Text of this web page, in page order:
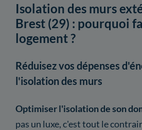
Isolation des murs
Brest (29) : pourquoi
logement ?
Réduisez vos dépenses
l'isolation des murs
Optimiser l'isolation de son
pas un luxe, c'est tout le